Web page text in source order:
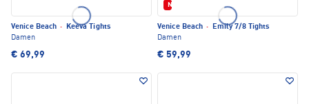
Venice Beach ·
Keeva Tights
Damen
€ 69,99
Neu
Venice Beach ·
Emily 7/8 Tights
Damen
€ 59,99